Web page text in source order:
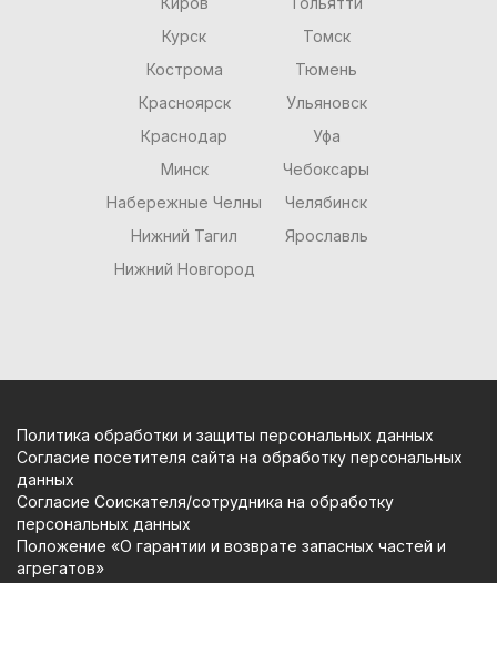
Курск
Кострома
Красноярск
Краснодар
Минск
Набережные Челны
Нижний Тагил
Нижний Новгород
Томск
Тюмень
Ульяновск
Уфа
Чебоксары
Челябинск
Ярославль
Политика обработки и защиты персональных данных
Согласие посетителя сайта на обработку персональных
данных
Согласие Соискателя/сотрудника на обработку
персональных данных
Положение «О гарантии и возврате запасных частей и
агрегатов»